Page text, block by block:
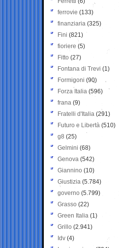
ferrovie (133)
finanziaria (325)
Fini (821)
fioriere (5)
Fitto (27)
Fontana di Trevi (1)
Formigoni (90)
Forza Italia (596)
frana (9)
Fratelli d'Italia (291)
Futuro e Libertà (510)
g8 (25)
Gelmini (68)
Genova (542)
Giannino (10)
Giustizia (5.784)
governo (5.799)
Grasso (22)
Green Italia (1)
Grillo (2.941)
Idv (4)